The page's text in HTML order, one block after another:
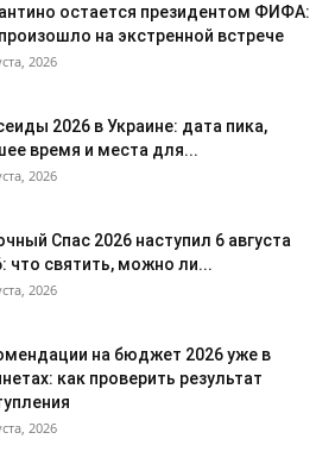
остается президентом ФИФА:
на экстренной встрече
2026
2026 в Украине: дата пика,
время и места для...
2026
Спас 2026 наступил 6 августа
что святить, можно ли...
2026
на бюджет 2026 уже в
как проверить результат
2026